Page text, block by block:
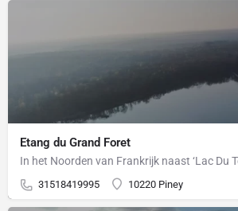
Etang du Grand Foret
31518419995 10220 Piney